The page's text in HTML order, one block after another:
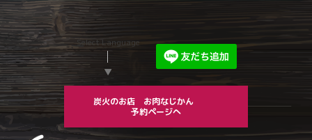
Select Language
▼
炭火のお店 お肉なじかん
予約ページへ